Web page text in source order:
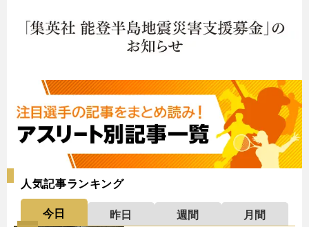
人気記事ランキング
今日 昨日 週間
月間